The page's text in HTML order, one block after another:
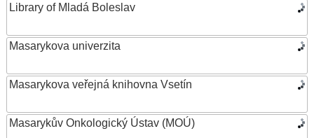
Library of Mladá Boleslav
Masarykova univerzita
Masarykova veřejná knihovna Vsetín
Masarykův Onkologický Ústav (MOÚ)